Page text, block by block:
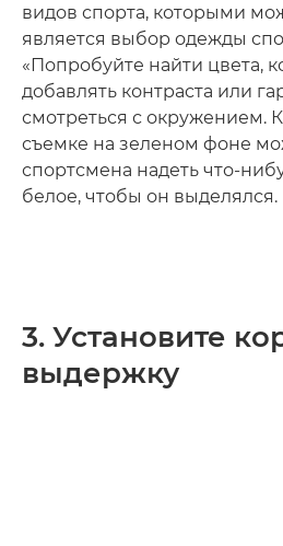
видов спорта, которыми
является выбор одежды
«Попробуйте найти цвета,
добавлять контраста или
смотреться с окружением.
съемке на зеленом фоне
спортсмена надеть что-
белое, чтобы он выделялся.
3. Установите
выдержку